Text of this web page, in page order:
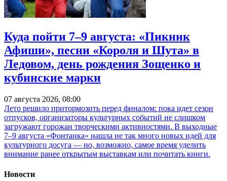
Куда пойти 7–9 августа: «Пикник
Афиши», песни «Короля и Шута» в
Ледовом, день рождения Зощенко и
кубинские марки
07 августа 2026, 08:00
Лето решило притормозить перед финалом: пока идет сезон
отпусков, организаторы культурных событий не слишком
загружают горожан творческими активностями. В выходные
7–9 августа «Фонтанка» нашла не так много новых идей для
культурного досуга — но, возможно, самое время уделить
внимание ранее открытым выставкам или почитать книги.
Новости